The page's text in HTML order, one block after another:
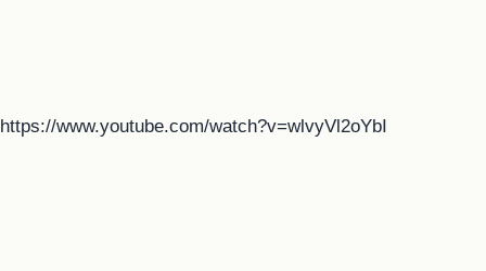
https://www.youtube.com/watch?v=wlvyVl2oYbI